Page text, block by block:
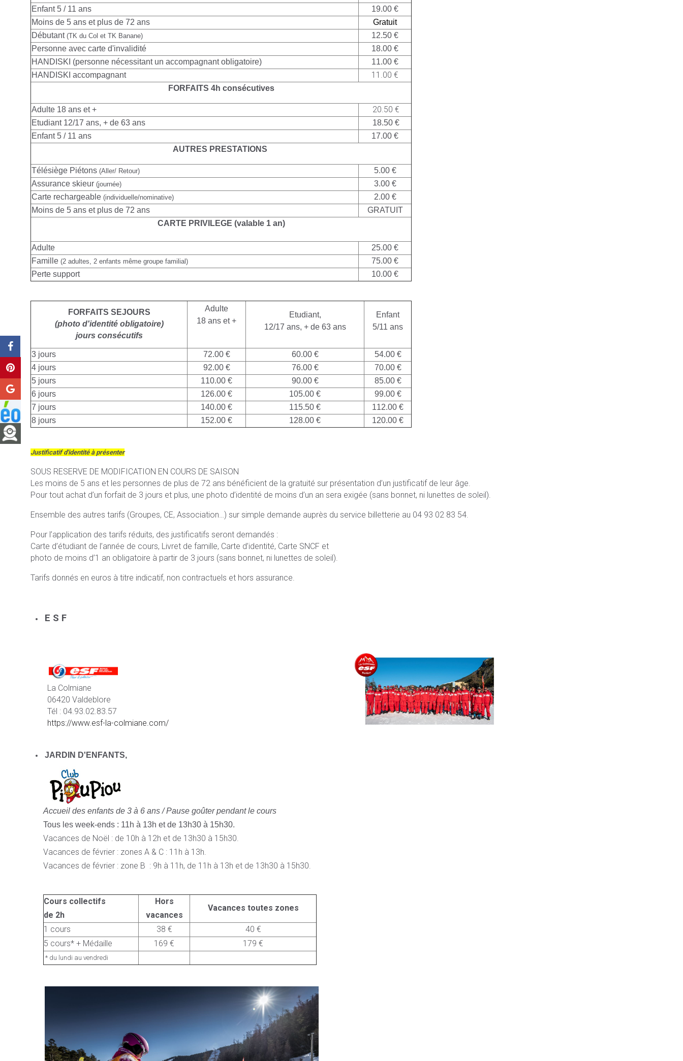
Enfant 5 / 11 ans
19.00 €
Moins de 5 ans et plus de 72 ans
Gratuit
Débutant (TK du Col et TK Banane)
12.50 €
Personne avec carte d'invalidité
18.00 €
HANDISKI (personne nécessitant un accompagnant obligatoire)
11.00 €
HANDISKI accompagnant
11.00 €
FORFAITS 4h consécutives
Adulte 18 ans et + 20.50 €
Etudiant 12/17 ans, + de 63 ans
18.50 €
Enfant 5 / 11 ans
17.00 €
AUTRES PRESTATIONS
Télésiège Piétons (Aller/ Retour)
5.00 €
Assurance skieur (journée)
3.00 €
Carte rechargeable (individuelle/nominative)
2.00 €
Moins de 5 ans et plus de 72 ans
GRATUIT
CARTE PRIVILEGE (valable 1 an)
Adulte
25.00 €
Famille (2 adultes, 2 enfants même groupe familial)
75.00 €
Perte support
10.00 €
FORFAITS SEJOURS
(photo d'identité obligatoire)
jours consécutifs
Adulte
18 ans et +
Etudiant,
12/17 ans, + de 63 ans
Enfant
5/11 ans
3 jours 72.00 € 60.00 €
54.00 €
4 jours
92.00 € 76.00 €
70.00 €
5 jours
110.00 € 90.00 €
85.00 €
6 jours
126.00 € 105.00 €
99.00 €
7 jours
140.00 € 115.50 €
112.00 €
8 jours
152.00 € 128.00 € 120.00 €
Justificatif d'identité à présenter
SOUS RESERVE DE MODIFICATION EN COURS DE SAISON
Les moins de 5 ans et les personnes de plus de 72 ans bénéficient de la gratuité sur présentation d’un justificatif de leur âge.
Pour tout achat d’un forfait de 3 jours et plus, une photo d’identité de moins d’un an sera exigée (sans bonnet, ni lunettes de soleil).
Ensemble des autres tarifs (Groupes, CE, Association…) sur simple demande auprès du service billetterie au 04 93 02 83 54.
Pour l’application des tarifs réduits, des justificatifs seront demandés :
Carte d’étudiant de l’année de cours, Livret de famille, Carte d’identité, Carte SNCF et
photo de moins d’1 an obligatoire à partir de 3 jours (sans bonnet, ni lunettes de soleil).
Tarifs donnés en euros à titre indicatif, non contractuels et hors assurance.
E S F
La Colmiane
06420 Valdeblore
Tél : 04.93.02.83.57
https://www.esf-la-colmiane.com/
JARDIN D'ENFANTS,
Accueil des enfants de 3 à 6 ans /Pause goûter pendant le cours
Tous les week-ends : 11h à 13h et de 13h30 à 15h30.
Vacances de Noël : de 10h à 12h et de 13h30 à 15h30.
Vacances de février : zones A & C : 11h à 13h.
Vacances de février : zone B : 9h à 11h, de 11h à 13h et de 13h30 à 15h30.
Cours collectifs
de 2h
Hors
vacances
Vacances toutes zones
1 cours 38 €
40 €
5 cours* + Médaille
169 € 179 €
* du lundi au vendredi